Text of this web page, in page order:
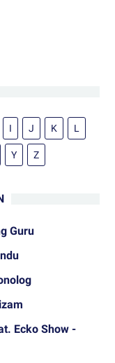
I J K L
Y Z
Guru
Ecko Show -